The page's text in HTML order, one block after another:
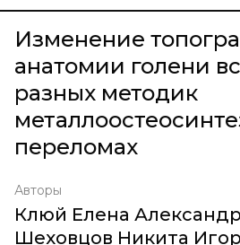
Изменение
анатомии голени
разных методик
переломах
Авторы
Клюй Елена
Шеховцов Никита